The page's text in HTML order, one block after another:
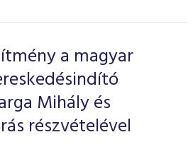
a magyar
Mihály és
részvételével